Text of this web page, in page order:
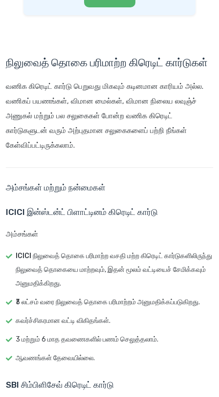
நிலுவைத் தொகை பரிமாற்ற கிரெடிட் கார்டுகள்
வணிக கிரெடிட் கார்டு பெறுவது மிகவும் கடினமான காரியம் அல்ல.
வணிகப் பயணங்கள், விமான மைல்கள், விமான நிலைய லவுஞ்ச்
அணுகல் மற்றும் பல சலுகைகள் போன்ற வணிக கிரெடிட்
கார்டுகளுடன் வரும் அற்புதமான சலுகைகளைப் பற்றி நீங்கள்
கேள்விப்பட்டிருக்கலாம்.
அம்சங்கள் மற்றும் நன்மைகள்
ICICI இன்ஸ்டன்ட் பிளாட்டினம் கிரெடிட் கார்டு
அம்சங்கள்
ICICI நிலுவைத் தொகை பரிமாற்ற வசதிமற்ற கிரெடிட் கார்டுகளிலிருந்து
நிலுவைத் தொகையை மாற்றவும், இதன் மூலம் வட்டியைச் சேமிக்கவும்
அனுமதிக்கிறது.
₹3 லட்சம் வரைநிலுவைத் தொகை பரிமாற்றம்அனுமதிக்கப்படுகிறது.
கவர்ச்சிகரமான வட்டி விகிதங்கள்.
3 மற்றும் 6 மாத தவணைகளில்பணம் செலுத்தலாம்.
ஆவணங்கள் தேவையில்லை.
SBI சிம்பிளிசேவ் கிரெடிட் கார்டு